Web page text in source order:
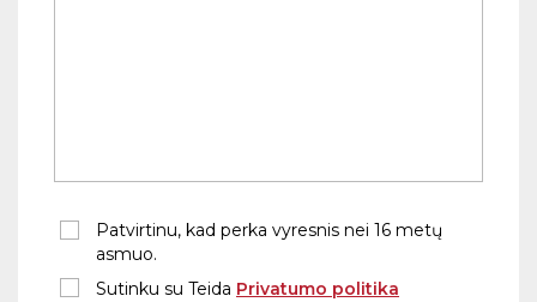
Patvirtinu, kad perka vyresnis nei 16 metų
asmuo.
Sutinku su Teida Privatumo politika